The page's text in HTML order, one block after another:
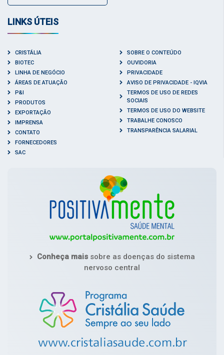
LINKS ÚTEIS
CRISTÁLIA
BIOTEC
LINHA DE NEGÓCIO
ÁREAS DE ATUAÇÃO
P&I
PRODUTOS
EXPORTAÇÃO
IMPRENSA
CONTATO
FORNECEDORES
SAC
SOBRE O CONTEÚDO
OUVIDORIA
PRIVACIDADE
AVISO DE PRIVACIDADE - IQVIA
TERMOS DE USO DE REDES
SOCIAIS
TERMOS DE USO DO WEBSITE
TRABALHE CONOSCO
TRANSPARÊNCIA SALARIAL
Conheça maissobre as doenças do sistema
nervoso central